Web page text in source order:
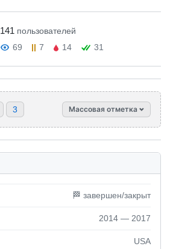
141 пользователей
69 7 14 31
3 Массовая отметка
🏁 завершен/закрыт
2014 — 2017
USA